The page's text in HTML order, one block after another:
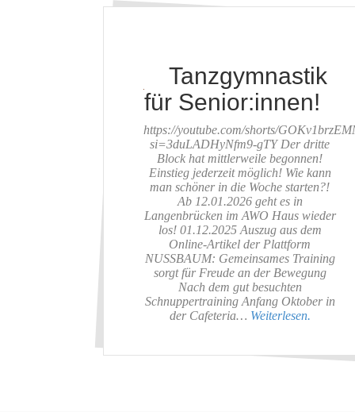
Tanzgymnastik
für Senior:innen!
https://youtube.com/shorts/
si=3duLADHyNfm9-gTY Der dritte
Block hat mittlerweile begonnen!
Einstieg jederzeit möglich! Wie kann
man schöner in die Woche starten?!
Ab 12.01.2026 geht es in
Langenbrücken im AWO Haus wieder
los! 01.12.2025 Auszug aus dem
Online-Artikel der Plattform
NUSSBAUM: Gemeinsames Training
sorgt für Freude an der Bewegung
Nach dem gut besuchten
Schnuppertraining Anfang Oktober in
der Cafeteria… Weiterlesen.